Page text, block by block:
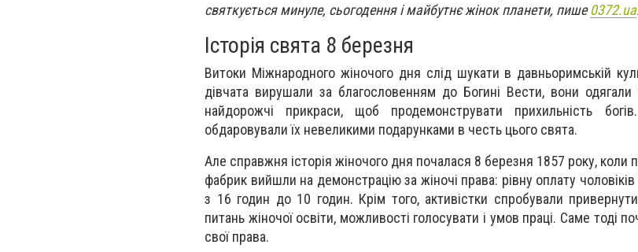
святкується минуле, сьогодення і майбутнє жінок планети, пише0372.ua
Історія свята 8 березня
Витоки Міжнародного жіночого дня слід шукати в давньоримській
дівчата вирушали за благословенням до Богині Вести, вони одягали
найдорожчі прикраси, щоб продемонструвати прихильність
обдаровували їх невеликими подарунками в честь цього свята.
Але справжня історія жіночого дня почалася 8 березня 1857 року, коли
фабрик вийшли на демонстрацію за жіночі права: рівну оплату
з 16 годин до 10 годин. Крім того, активістки спробували
питань жіночої освіти, можливості голосувати і умов праці. Саме тоді
свої права.